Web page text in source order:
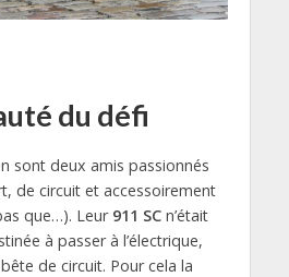
du défi
sont deux amis passionnés
de circuit et accessoirement
que…). Leur 911 SCn’était
à passer à l’électrique,
de circuit. Pour cela la